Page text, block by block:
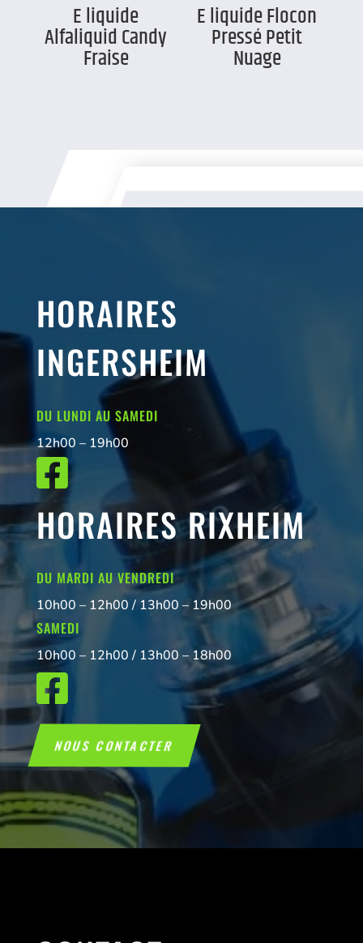
E liquide
Alfaliquid Candy
Fraise
E liquide Flocon
Pressé Petit
Nuage
HORAIRES
INGERSHEIM
DU LUNDI AU SAMEDI
12h00 – 19h00

HORAIRES RIXHEIM
DU MARDI AU VENDREDI
10h00 – 12h00 / 13h00 – 19h00
SAMEDI
10h00 – 12h00 / 13h00 – 18h00

NOUS CONTACTER